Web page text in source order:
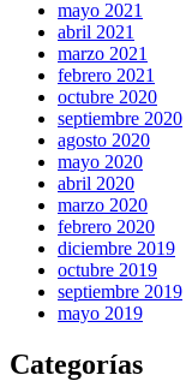
mayo 2021
abril 2021
marzo 2021
febrero 2021
octubre 2020
septiembre 2020
agosto 2020
mayo 2020
abril 2020
marzo 2020
febrero 2020
diciembre 2019
octubre 2019
septiembre 2019
mayo 2019
Categorías